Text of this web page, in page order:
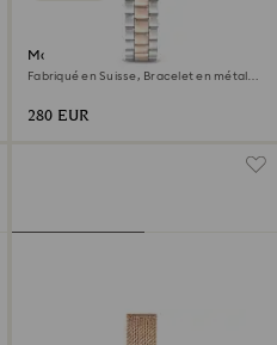
Montre Matrix 3-link
Fabriqué en Suisse, Bracelet en métal,
280 EUR